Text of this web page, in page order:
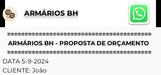
ARMÁRIOS BH
=========================================
ARMÁRIOS BH - PROPOSTA DE ORÇAMENTO
=========================================
DATA 5-9-2024
CLIENTE: João